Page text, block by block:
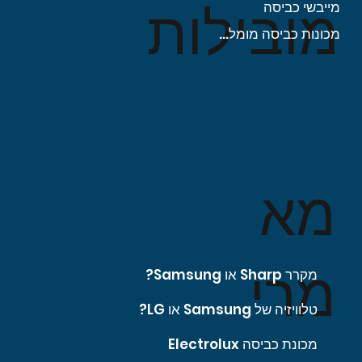
מא
מרי
מקרר Sharp או Samsung?
טלוויזיה של Samsung או LG?
מכונת כביסה Electrolux
מובילות
מייבשי כביסה
מכונות כביסה מומלצות